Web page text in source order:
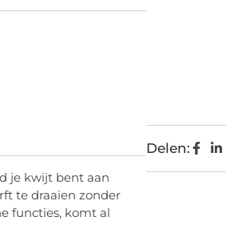
je kwijt bent aan
te draaien zonder
functies, komt al
Delen: